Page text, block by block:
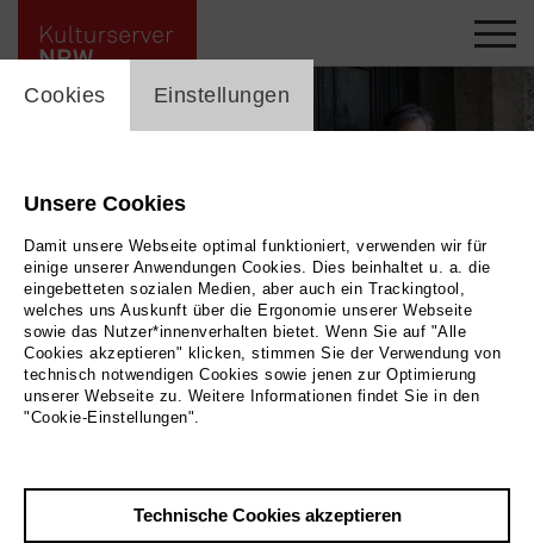
Gitarrenduo Kassung-Marziali
Übersicht
cookie_layer
Cookies Einstellungen
Unsere Cookies
Damit unsere Webseite optimal funktioniert, verwenden wir für
einige unserer Anwendungen Cookies. Dies beinhaltet u. a. die
eingebetteten sozialen Medien, aber auch ein Trackingtool,
welches uns Auskunft über die Ergonomie unserer Webseite
sowie das Nutzer*innenverhalten bietet. Wenn Sie auf "Alle
Cookies akzeptieren" klicken, stimmen Sie der Verwendung von
technisch notwendigen Cookies sowie jenen zur Optimierung
unserer Webseite zu. Weitere Informationen findet Sie in den
"Cookie-Einstellungen".
Technische Cookies akzeptieren